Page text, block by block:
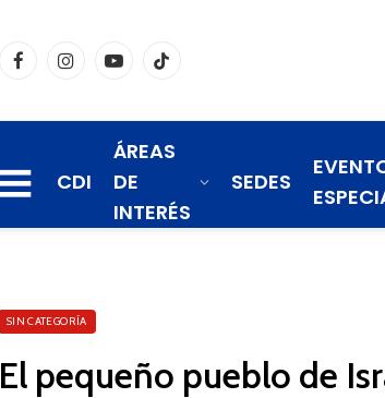
FacebookInstagramYouTubeTikTok
CDI
ÁREAS
DE
INTERÉS
SEDES
SIN CATEGORÍA
El pequeño pueblo de